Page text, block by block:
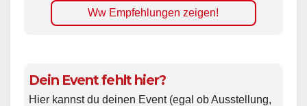
Ww Empfehlungen zeigen!
Dein Event fehlt hier?
Hier kannst du deinen Event (egal ob Ausstellung,